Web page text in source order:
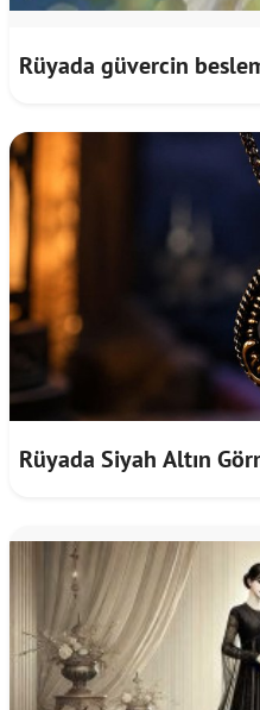
Rüyada güvercin
Rüyada Siyah Altın